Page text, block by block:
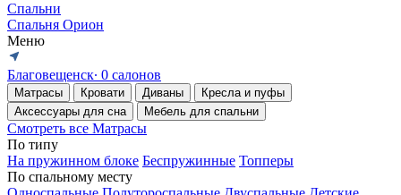
Спальни
Спальня Орион
Меню
Благовещенск∙ 0 салонов
Матрасы Кровати Диваны
Кресла и пуфы
Аксессуары для сна
Мебель для спальни
Смотреть все Матрасы
По типу
На пружинном блоке Беспружинные Топперы
По спальному месту